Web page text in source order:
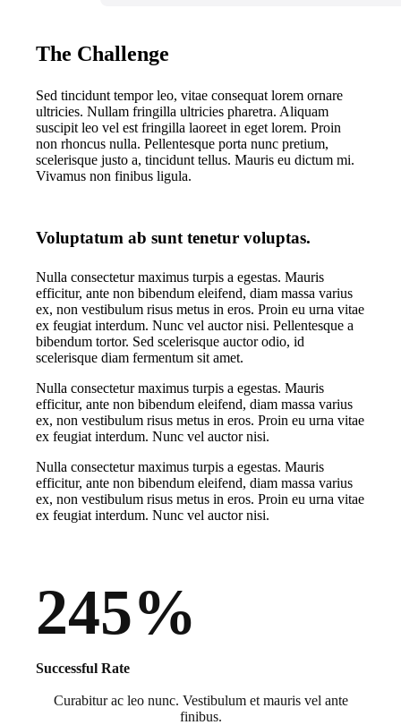
The Challenge
Sed tincidunt tempor leo, vitae consequat lorem ornare
ultricies. Nullam fringilla ultricies pharetra. Aliquam
suscipit leo vel est fringilla laoreet in eget lorem. Proin
non rhoncus nulla. Pellentesque porta nunc pretium,
scelerisque justo a, tincidunt tellus. Mauris eu dictum mi.
Vivamus non finibus ligula.
Voluptatum ab sunt tenetur voluptas.
Nulla consectetur maximus turpis a egestas. Mauris
efficitur, ante non bibendum eleifend, diam massa varius
ex, non vestibulum risus metus in eros. Proin eu urna vitae
ex feugiat interdum. Nunc vel auctor nisi. Pellentesque a
bibendum tortor. Sed scelerisque auctor odio, id
scelerisque diam fermentum sit amet.
Nulla consectetur maximus turpis a egestas. Mauris
efficitur, ante non bibendum eleifend, diam massa varius
ex, non vestibulum risus metus in eros. Proin eu urna vitae
ex feugiat interdum. Nunc vel auctor nisi.
Nulla consectetur maximus turpis a egestas. Mauris
efficitur, ante non bibendum eleifend, diam massa varius
ex, non vestibulum risus metus in eros. Proin eu urna vitae
ex feugiat interdum. Nunc vel auctor nisi.
245%
Successful Rate
Curabitur ac leo nunc. Vestibulum et mauris vel ante
finibus.